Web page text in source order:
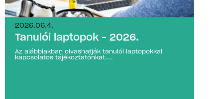
2026.06.4.
Tanulói laptopok – 2026.
Az alábbiakban olvashatják tanulói laptopokkal
kapcsolatos tájékoztatónkat....